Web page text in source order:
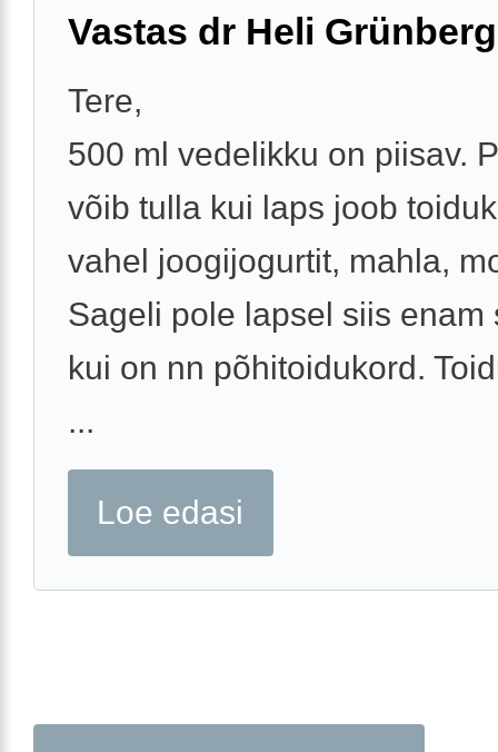
Vastas dr Heli Grünberg
Tere,
500 ml vedelikku on piisav.
võib tulla kui laps joob
vahel joogijogurtit, mahla,
Sageli pole lapsel siis enam
kui on nn põhitoidukord.
...
Loe edasi